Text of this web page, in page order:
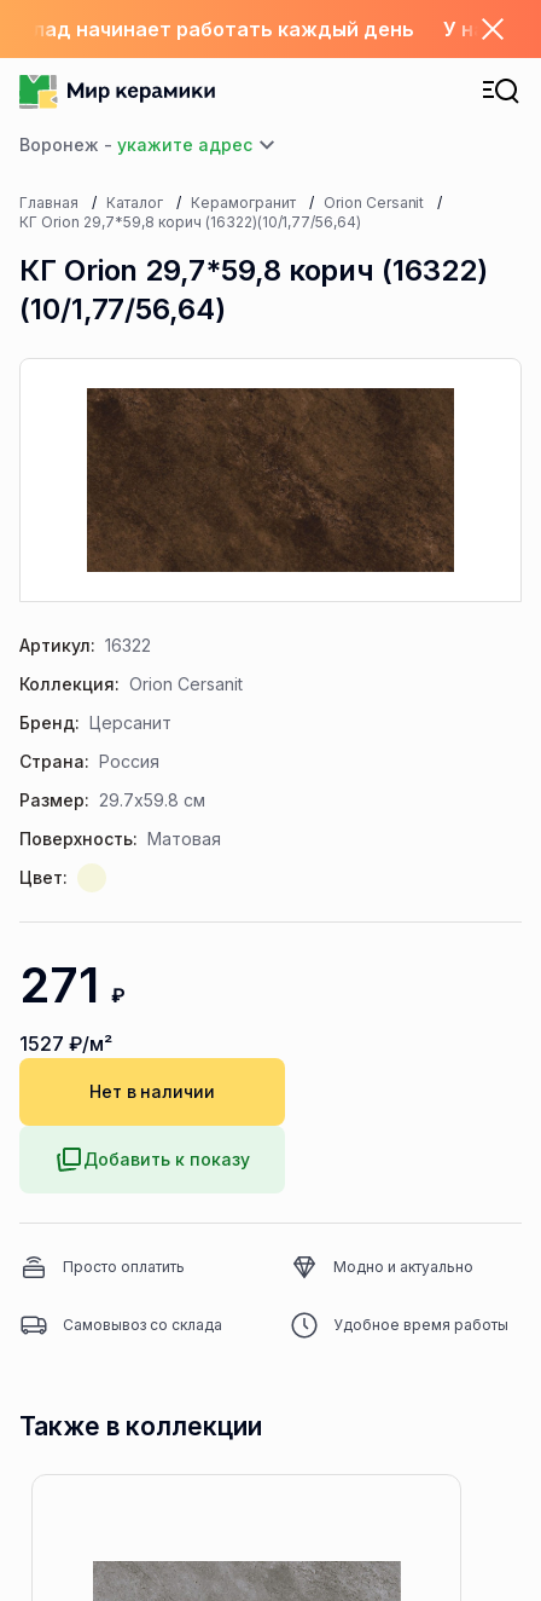
склад начинает работать каждый день У нас с
Воронеж -
Главная Каталог Керамогранит
Orion Cersanit
КГ Orion 29,7*59,8 корич (16322)(10/1,77/56,64)
КГ Orion 29,7*59,8 корич (16322)
(10/1,77/56,64)
Артикул: 16322
Коллекция: Orion Cersanit
Бренд: Церсанит
Страна: Россия
Размер: 29.7x59.8 см
Поверхность: Матовая
Цвет:
271 ₽
1527 ₽/м²
Нет в наличии
Добавить к показу
Просто оплатить Модно и актуально
Самовывоз со склада Удобное время работы
Также в коллекции